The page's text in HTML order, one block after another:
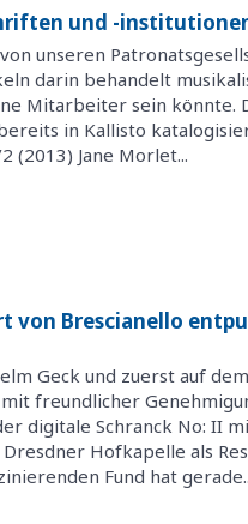
und -
unseren
darin behandelt
Mitarbeiter sein könnte.
in Kallisto
(2013) Jane Morlet...
von Brescianello
Geck und zuerst auf
freundlicher
digitale Schranck No: II
Hofkapelle als
Fund hat